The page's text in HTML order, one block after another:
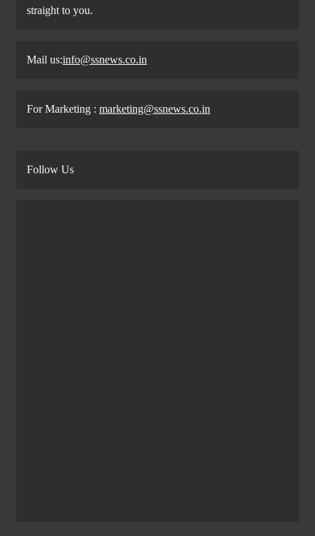
straight to you.
Mail us:info@ssnews.co.in
For Marketing : marketing@ssnews.co.in
Follow Us